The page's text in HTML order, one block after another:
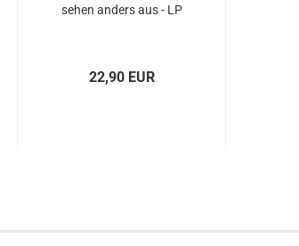
sehen anders aus - LP
22,90 EUR